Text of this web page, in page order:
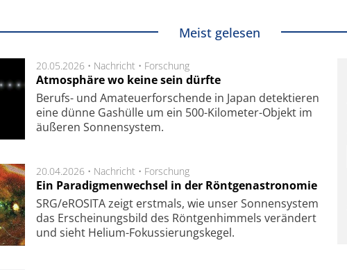
Meist gelesen
20.05.2026 • Nachricht • Forschung
Atmosphäre wo keine sein dürfte
Berufs- und Ama­teuer­for­schen­de in Japan de­tek­tie­ren
eine dün­ne Gas­hül­le um ein 500-Kilo­meter-Objekt im
äu­ße­ren Son­nen­sys­tem.
20.04.2026 • Nachricht • Forschung
Ein Paradigmenwechsel in der Röntgenastronomie
SRG/eROSITA zeigt erst­mals, wie unser Son­nen­sys­tem
das Er­schei­nungs­bild des Rönt­gen­him­mels ver­än­dert
und sieht Helium-Fokus­sie­rungs­ke­gel.